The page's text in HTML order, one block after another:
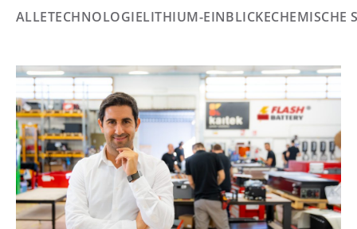
ALLETECHNOLOGIELITHIUM-EINBLICKECHEMISCHE